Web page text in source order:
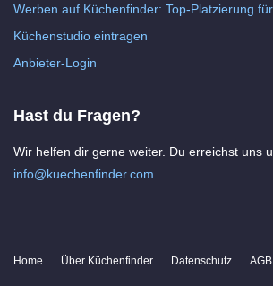
Werben auf Küchenfinder: Top-Platzierung
Küchenstudio eintragen
Anbieter-Login
Hast du Fragen?
Wir helfen dir gerne weiter. Du erreichst uns
info@kuechenfinder.com
Home Über Küchenfinder Datenschutz AGB